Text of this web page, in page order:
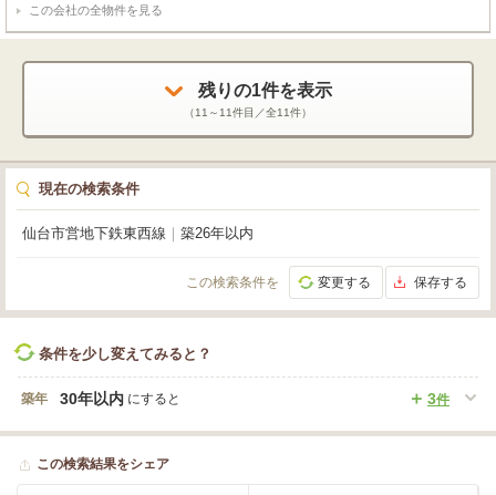
この会社の全物件を見る
残りの1件を表示
（11～11件目／全11件）
現在の検索条件
仙台市営地下鉄東西線 築26年以内
この検索条件を 変更する 保存する
条件を少し変えてみると？
築年 3件
30年以内 にすると
この検索結果をシェア